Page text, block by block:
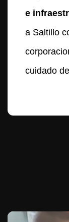
e
a Saltillo
cuidado